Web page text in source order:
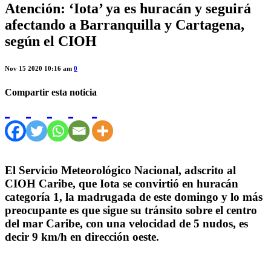
Atención: ‘Iota’ ya es huracán y seguirá
afectando a Barranquilla y Cartagena,
según el CIOH
Nov 15 2020 10:16 am 0
Compartir esta noticia
El Servicio Meteorológico Nacional, adscrito al
CIOH Caribe, que Iota se convirtió en huracán
categoría 1, la madrugada de este domingo y lo más
preocupante es que sigue su tránsito sobre el centro
del mar Caribe, con una velocidad de 5 nudos, es
decir 9 km/h en dirección oeste.